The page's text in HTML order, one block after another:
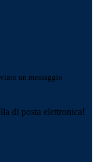
un messaggio
di posta elettronica!